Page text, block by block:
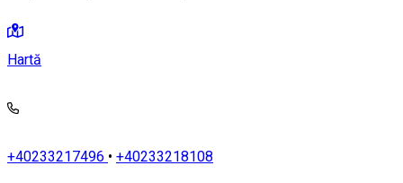
Hartă
+40233217496 • +40233218108